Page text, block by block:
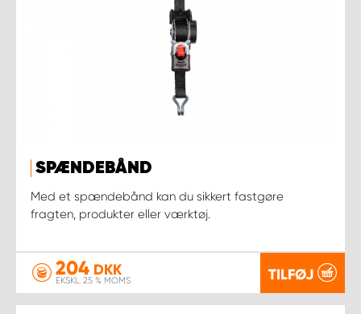
SPÆNDEBÅND
Med et spændebånd kan du sikkert fastgøre
fragten, produkter eller værktøj.
204 DKK
EKSKL. 25 % MOMS TILFØJ